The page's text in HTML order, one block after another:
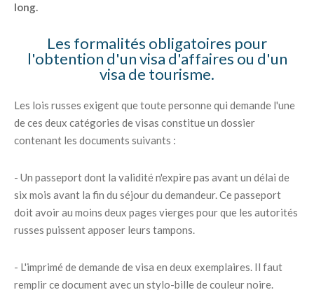
long.
Les formalités obligatoires pour
l'obtention d'un visa d'affaires ou d'un
visa de tourisme.
Les lois russes exigent que toute personne qui demande l'une
de ces deux catégories de visas constitue un dossier
contenant les documents suivants :
- Un passeport dont la validité n'expire pas avant un délai de
six mois avant la fin du séjour du demandeur. Ce passeport
doit avoir au moins deux pages vierges pour que les autorités
russes puissent apposer leurs tampons.
- L'imprimé de demande de visa en deux exemplaires. Il faut
remplir ce document avec un stylo-bille de couleur noire.